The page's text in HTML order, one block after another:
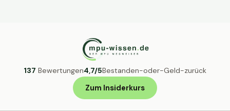
137 Bewertungen4,7/5Bestanden-oder-Geld-zurück
Zum Insiderkurs